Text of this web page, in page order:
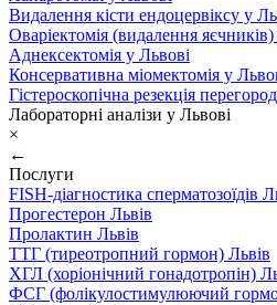
Видалення кісти ендоцервіксу у
Оваріектомія (видалення
Аднексектомія у Львові
Консервативна міомектомія у
Гістероскопічна резекція
Лабораторні аналізи у Львові
×
←
Послуги
FISH-діагностика сперматозоїдів
Прогестерон Львів
Пролактин Львів
ТТГ (тиреотропний гормон) Львів
ХГЛ (хоріонічний гонадотропін)
ФСГ (фолікулостимулюючий